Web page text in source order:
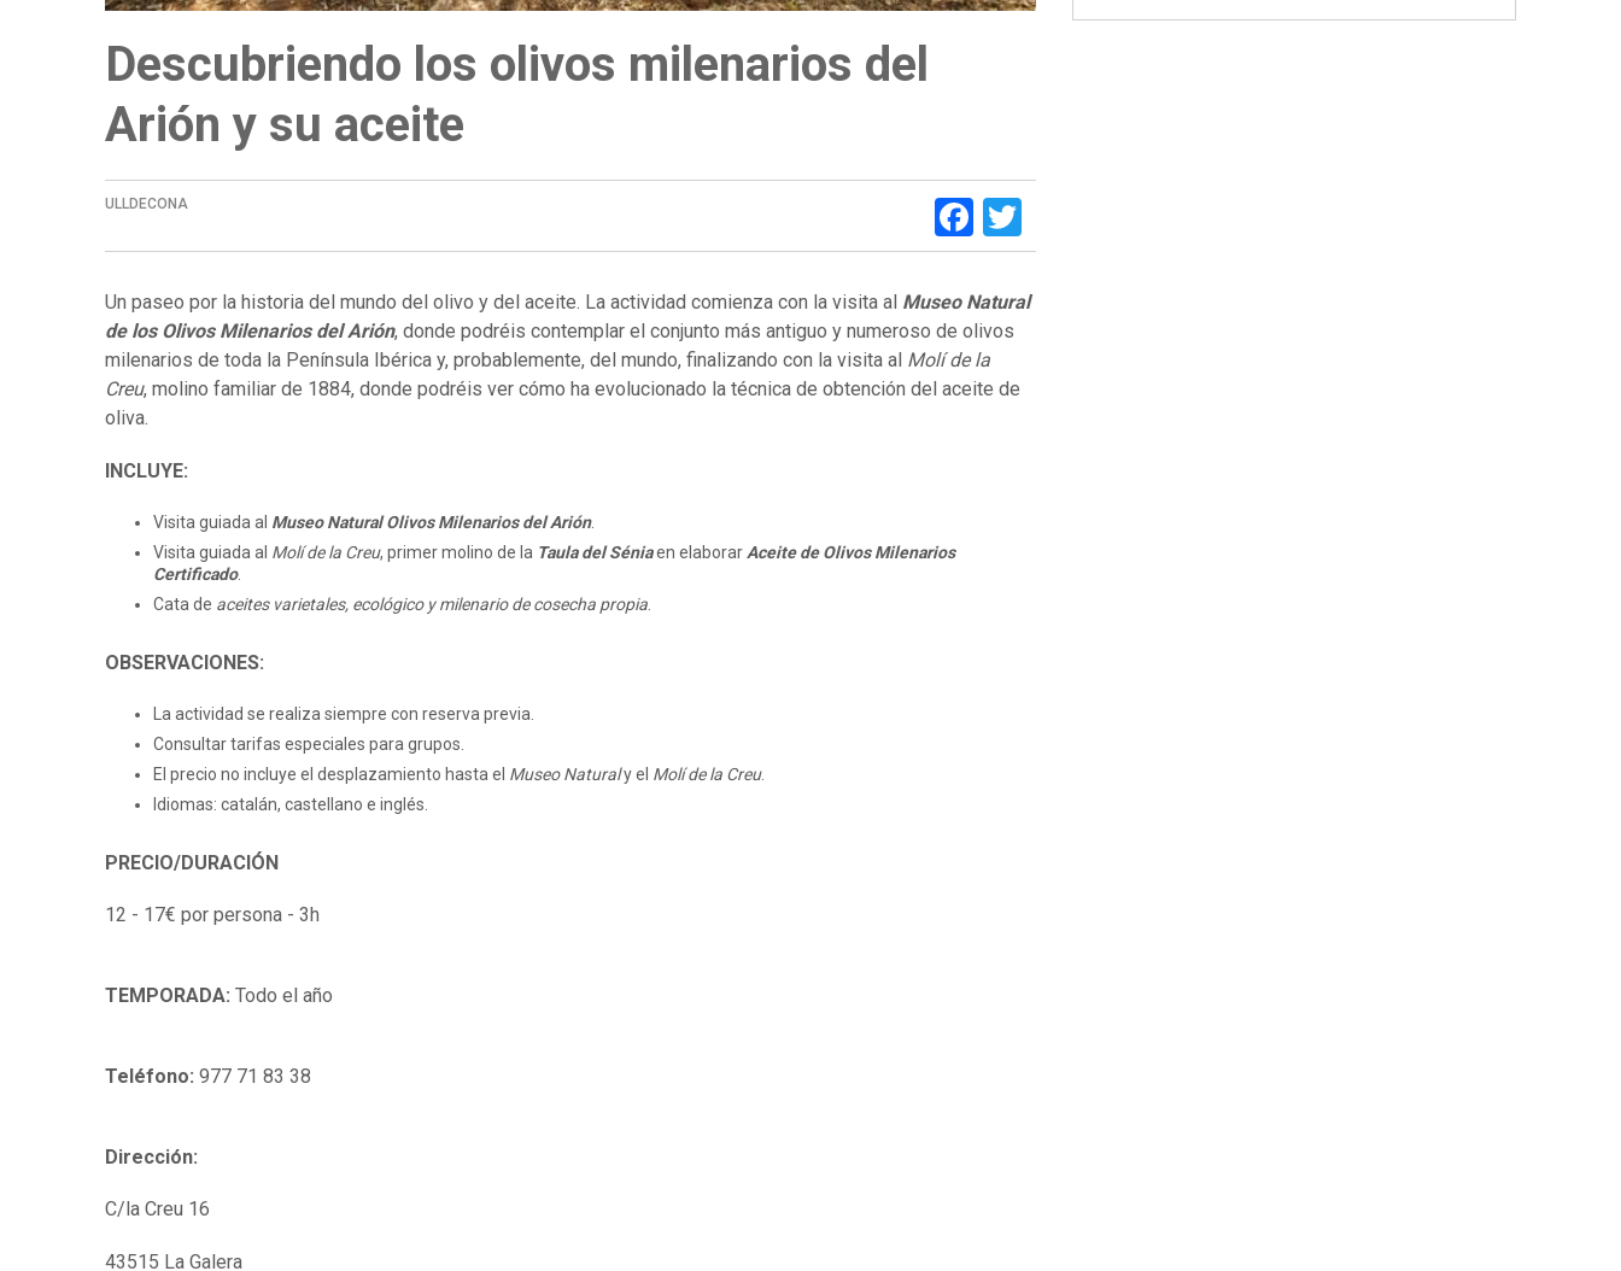
Descubriendo los olivos milenarios del
Arión y su aceite
ULLDECONA Facebook
Un paseo por la historia del mundo del olivo y del aceite. La actividad comienza con la visita al Museo Natural
de los Olivos Milenarios del Arión, donde podréis contemplar el conjunto más antiguo y numeroso de olivos
milenarios de toda la Península Ibérica y, probablemente, del mundo, finalizando con la visita al Molí de la
Creu, molino familiar de 1884, donde podréis ver cómo ha evolucionado la técnica de obtención del aceite de
oliva.
INCLUYE:
Visita guiada al Museo Natural Olivos Milenarios del Arión.
Visita guiada al Molí de la Creu, primer molino de la Taula del Séniaen elaborar Aceite de Olivos Milenarios
Certificado.
Cata de aceites varietales, ecológico y milenario de cosecha propia
OBSERVACIONES:
La actividad se realiza siempre con reserva previa.
Consultar tarifas especiales para grupos.
El precio no incluye el desplazamiento hasta el Museo Naturaly el Molí de la Creu.
Idiomas: catalán, castellano e inglés.
PRECIO/DURACIÓN
12 - 17€ por persona - 3h
TEMPORADA: Todo el año
Teléfono: 977 71 83 38
Dirección:
C/la Creu 16
43515 La Galera